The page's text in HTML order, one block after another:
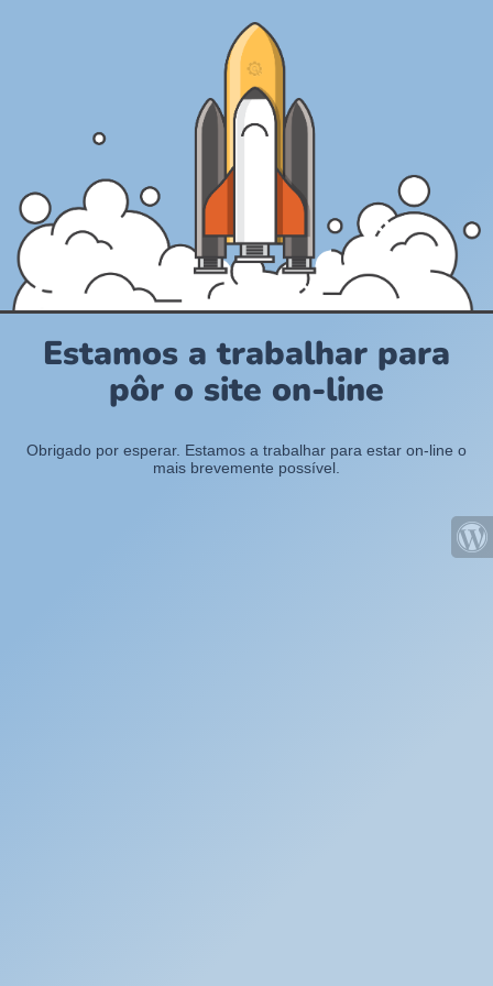
Estamos a trabalhar para
pôr o site on-line
Obrigado por esperar. Estamos a trabalhar para estar on-line o
mais brevemente possível.